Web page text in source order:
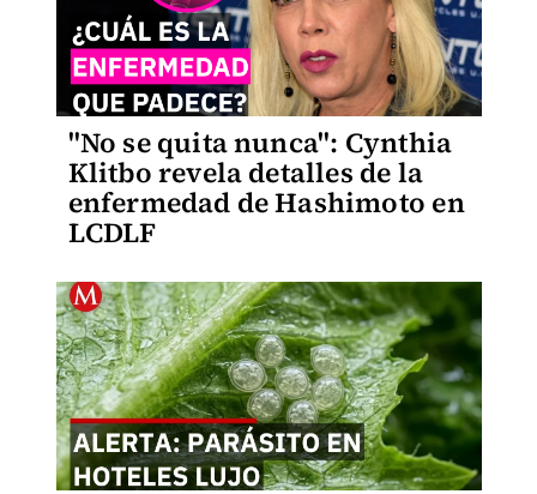
"No se quita nunca": Cynthia
Klitbo revela detalles de la
enfermedad de Hashimoto en
LCDLF